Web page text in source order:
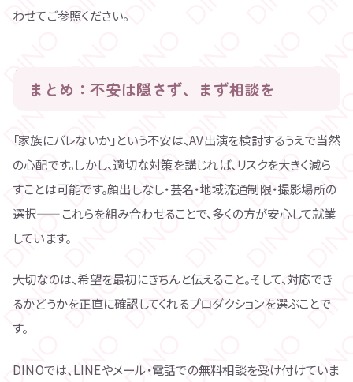
わせてご参照ください。
まとめ：不安は隠さず、まず相談を
「家族にバレないか」という不安は、AV出演を検討するうえで当然
の心配です。しかし、適切な対策を講じれば、リスクを大きく減ら
すことは可能です。顔出しなし・芸名・地域流通制限・撮影場所の
選択——これらを組み合わせることで、多くの方が安心して就業
しています。
大切なのは、希望を最初にきちんと伝えること。そして、対応でき
るかどうかを正直に確認してくれるプロダクションを選ぶことで
す。
DINOでは、LINEやメール・電話での無料相談を受け付けていま